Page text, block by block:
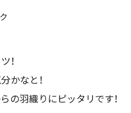
！
かなと！
の羽織りにピッタリです！